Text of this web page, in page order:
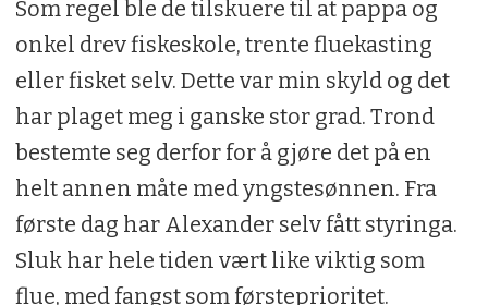
Som regel ble de tilskuere til at pappa og
onkel drev fiskeskole, trente fluekasting
eller fisket selv. Dette var min skyld og det
har plaget meg i ganske stor grad. Trond
bestemte seg derfor for å gjøre det på en
helt annen måte med yngstesønnen. Fra
første dag har Alexander selv fått styringa.
Sluk har hele tiden vært like viktig som
flue, med fangst som førsteprioritet.